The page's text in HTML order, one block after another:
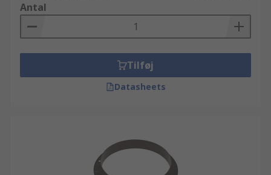
Antal
Tilføj
Datasheets